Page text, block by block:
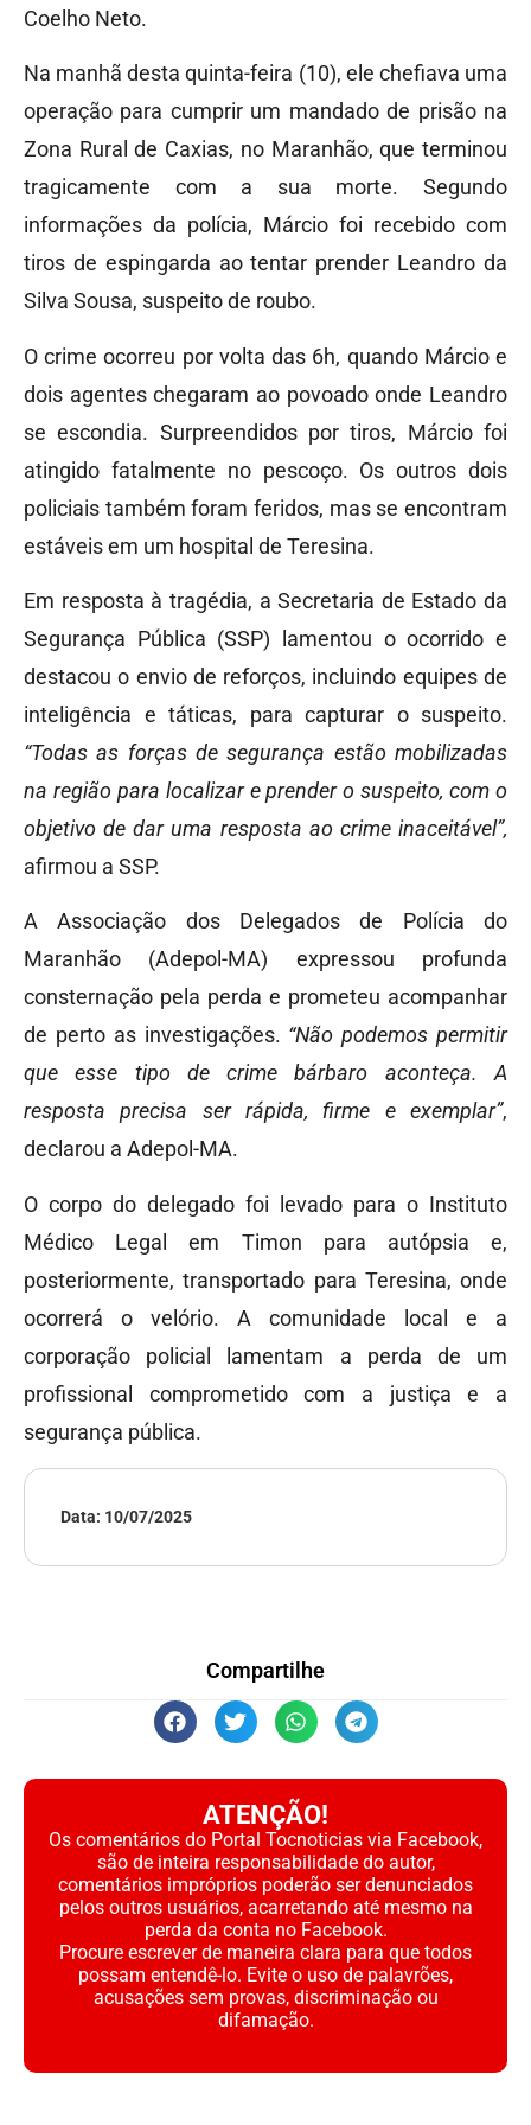
Coelho Neto.
Na manhã desta quinta-feira (10), ele chefiava uma
operação para cumprir um mandado de prisão na
Zona Rural de Caxias, no Maranhão, que terminou
tragicamente com a sua morte. Segundo
informações da polícia, Márcio foi recebido com
tiros de espingarda ao tentar prender Leandro da
Silva Sousa, suspeito de roubo.
O crime ocorreu por volta das 6h, quando Márcio e
dois agentes chegaram ao povoado onde Leandro
se escondia. Surpreendidos por tiros, Márcio foi
atingido fatalmente no pescoço. Os outros dois
policiais também foram feridos, mas se encontram
estáveis em um hospital de Teresina.
Em resposta à tragédia, a Secretaria de Estado da
Segurança Pública (SSP) lamentou o ocorrido e
destacou o envio de reforços, incluindo equipes de
inteligência e táticas, para capturar o suspeito.
“Todas as forças de segurança estão mobilizadas
na região para localizar e prender o suspeito, com o
objetivo de dar uma resposta ao crime inaceitável”,
afirmou a SSP.
A Associação dos Delegados de Polícia do
Maranhão (Adepol-MA) expressou profunda
consternação pela perda e prometeu acompanhar
de perto as investigações. “Não podemos permitir
que esse tipo de crime bárbaro aconteça. A
resposta precisa ser rápida, firme e exemplar”,
declarou a Adepol-MA.
O corpo do delegado foi levado para o Instituto
Médico Legal em Timon para autópsia e,
posteriormente, transportado para Teresina, onde
ocorrerá o velório. A comunidade local e a
corporação policial lamentam a perda de um
profissional comprometido com a justiça e a
segurança pública.
Data: 10/07/2025
Compartilhe
ATENÇÃO!
Os comentários do Portal Tocnoticias via Facebook,
são de inteira responsabilidade do autor,
comentários impróprios poderão ser denunciados
pelos outros usuários, acarretando até mesmo na
perda da conta no Facebook.
Procure escrever de maneira clara para que todos
possam entendê-lo. Evite o uso de palavrões,
acusações sem provas, discriminação ou
difamação.